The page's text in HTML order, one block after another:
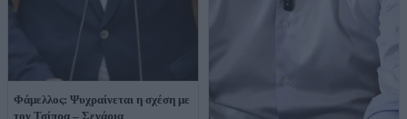
Φάμελλος: Ψυχραίνεται η σχέση με
τον Τσίπρα – Σενάρια